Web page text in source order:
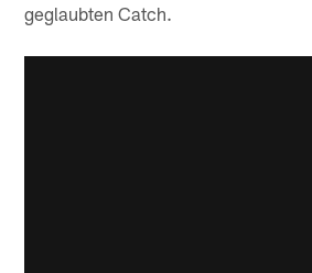
geglaubten Catch.